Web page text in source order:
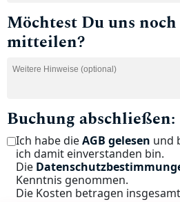
Möchtest Du uns noch
mitteilen?
Buchung abschließen:
Ich habe dieAGB gelesen und
ich damit einverstanden bin.
Die
Kenntnis genommen.
Die Kosten betragen